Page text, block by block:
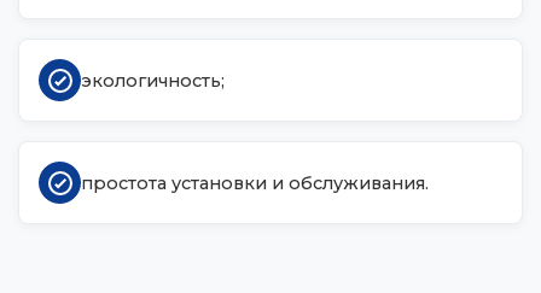
экологичность;
простота установки и обслуживания.